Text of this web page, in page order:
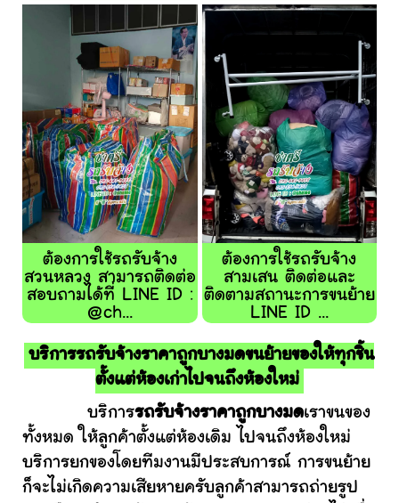
ต้องการใช้รถรับจ้าง
สวนหลวง สามารถติดต่อ
สอบถามได้ที่ LINE ID :
@ch...
ต้องการใช้รถรับจ้าง
สามเสน ติดต่อและ
ติดตามสถานะการขนย้าย
LINE ID ...
บริการรถรับจ้างราคาถูกบางมดขนย้ายของให้ทุกชิ้น
ตั้งแต่ห้องเก่าไปจนถึงห้องใหม่
บริการรถรับจ้างราคาถูกบางมดเราขนของ
ทั้งหมด ให้ลูกค้าตั้งแต่ห้องเดิม ไปจนถึงห้องใหม่
บริการยกของโดยทีมงานมีประสบการณ์ การขนย้าย
ก็จะไม่เกิดความเสียหายครับลูกค้าสามารถถ่ายรูป